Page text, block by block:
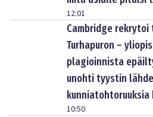
12:01
Cambridge
Turhapuron –
plagioinnista
unohti tyystin
kunniatohtoruuksia
10:50